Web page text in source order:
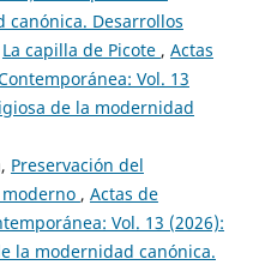
Desarrollos
La capilla de Picote , Actas
Vol. 13
de la modernidad
Preservación del
, Actas de
Vol. 13 (2026):
la modernidad canónica.